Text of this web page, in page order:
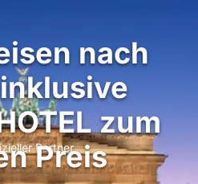
Partner
nach
zum
Preis